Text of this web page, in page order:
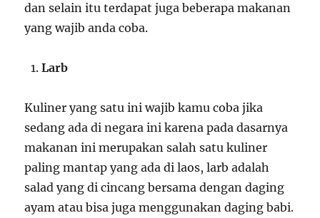
dan selain itu terdapat juga beberapa makanan
yang wajib anda coba.
Larb
Kuliner yang satu ini wajib kamu coba jika
sedang ada di negara ini karena pada dasarnya
makanan ini merupakan salah satu kuliner
paling mantap yang ada di laos, larb adalah
salad yang di cincang bersama dengan daging
ayam atau bisa juga menggunakan daging babi.